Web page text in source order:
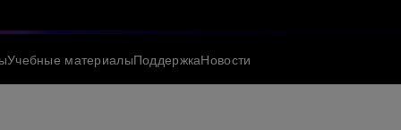
Учебные материалыПоддержкаНовости